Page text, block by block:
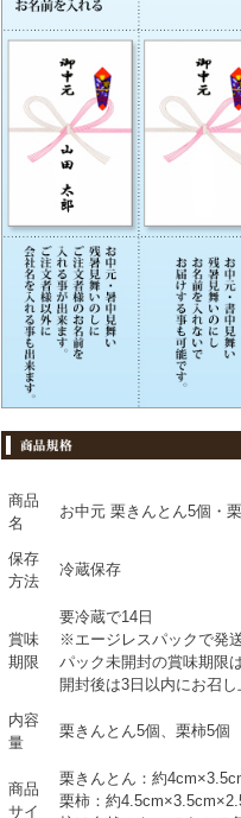
商品
名
お中元 栗きんとん5個・
保存
方法
冷蔵保存
賞味
期限
要冷蔵で14日
※エージレスパックで発
パック未開封の賞味期限
開封後は3日以内にお召し
内容
量
栗きんとん5個、栗柿5個
商品
サイ
栗きんとん：約
栗柿：約